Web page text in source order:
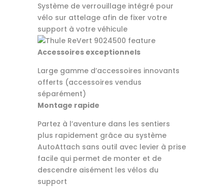
Système de verrouillage intégré pour
vélo sur attelage afin de fixer votre
support à votre véhicule
Accessoires exceptionnels
Large gamme d’accessoires innovants
offerts (accessoires vendus
séparément)
Montage rapide
Partez à l’aventure dans les sentiers
plus rapidement grâce au système
AutoAttach sans outil avec levier à prise
facile qui permet de monter et de
descendre aisément les vélos du
support